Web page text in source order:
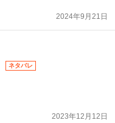
2024年9月21日
ネタバレ
2023年12月12日